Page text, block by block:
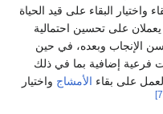
واختيار البقاء على قيد الحياة
على تحسين احتمالية
سن الإنجاب وبعده، في حين
فرعية إضافية بما في ذلك
على بقاء الأمشاج واختيار